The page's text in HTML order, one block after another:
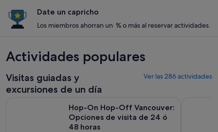
Date un capricho
Los miembros ahorran un % o más al reservar actividades.
Actividades populares
Visitas guiadas y
excursiones de un día
Ver las 286 actividades
Hop-On Hop-Off Vancouver:
Opciones de visita de 24 ó
48 horas